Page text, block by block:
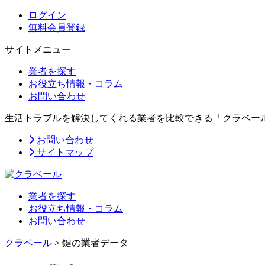
ログイン
無料会員登録
サイトメニュー
業者を探す
お役立ち情報・コラム
お問い合わせ
生活トラブルを解決してくれる業者を比較できる「クラベー
お問い合わせ
サイトマップ
業者を探す
お役立ち情報・コラム
お問い合わせ
クラベール > 鍵の業者データ